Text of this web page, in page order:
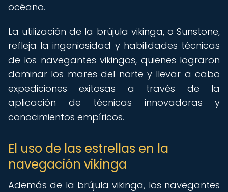
océano.
La utilización de la brújula vikinga, o Sunstone,
refleja la ingeniosidad y habilidades técnicas
de los navegantes vikingos, quienes lograron
dominar los mares del norte y llevar a cabo
expediciones exitosas a través de la
aplicación de técnicas innovadoras y
conocimientos empíricos.
El uso de las estrellas en la
navegación vikinga
Además de la brújula vikinga, los navegantes